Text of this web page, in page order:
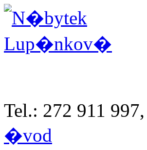
Tel.: 272 911
�vod